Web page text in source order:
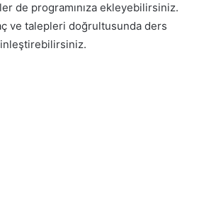
de programınıza ekleyebilirsiniz.
ve talepleri doğrultusunda ders